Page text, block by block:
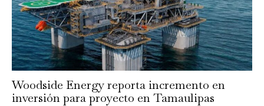
Woodside Energy reporta incremento en
inversión para proyecto en Tamaulipas